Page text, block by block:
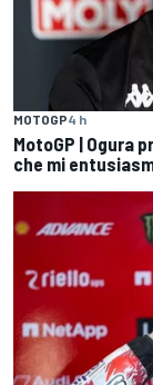
MOTOGP4 h
MotoGP | Ogura
che mi